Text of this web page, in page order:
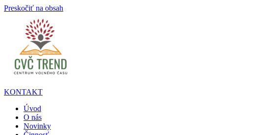
Preskočiť na obsah
KONTAKT
Úvod
O nás
Novinky